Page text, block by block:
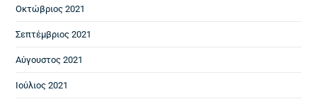
Οκτώβριος 2021
Σεπτέμβριος 2021
Αύγουστος 2021
Ιούλιος 2021